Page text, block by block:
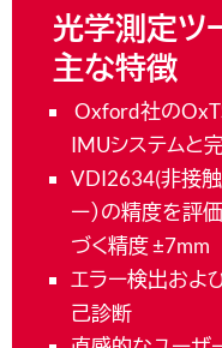
光学測定ツ
主な特徴
Oxford社の
IMUシステムと
VDI2634(非接触
ー）の精度を評
づく精度 ±7mm
エラー検出およ
己診断